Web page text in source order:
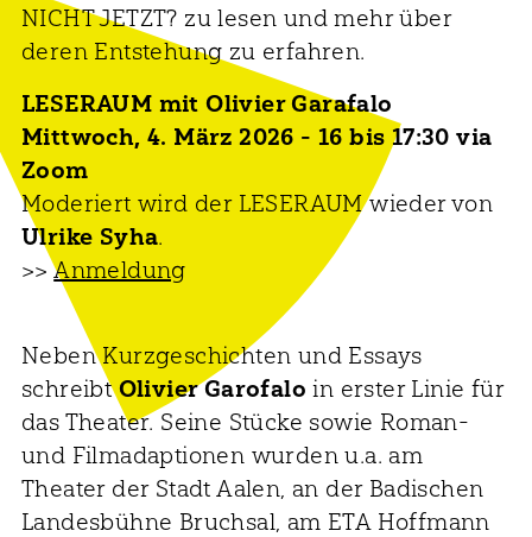
NICHT JETZT? zu lesen und mehr über
deren Entstehung zu erfahren.
LESERAUM mit Olivier Garafalo
Mittwoch, 4. März 2026 - 16 bis 17:30 via
Zoom
Moderiert wird der LESERAUM wieder von
Ulrike Syha.
>>Anmeldung
Neben Kurzgeschichten und Essays
schreibtOlivier Garofalo in erster Linie für
das Theater. Seine Stücke sowie Roman-
und Filmadaptionen wurden u.a. am
Theater der Stadt Aalen, an der Badischen
Landesbühne Bruchsal, am ETA Hoffmann